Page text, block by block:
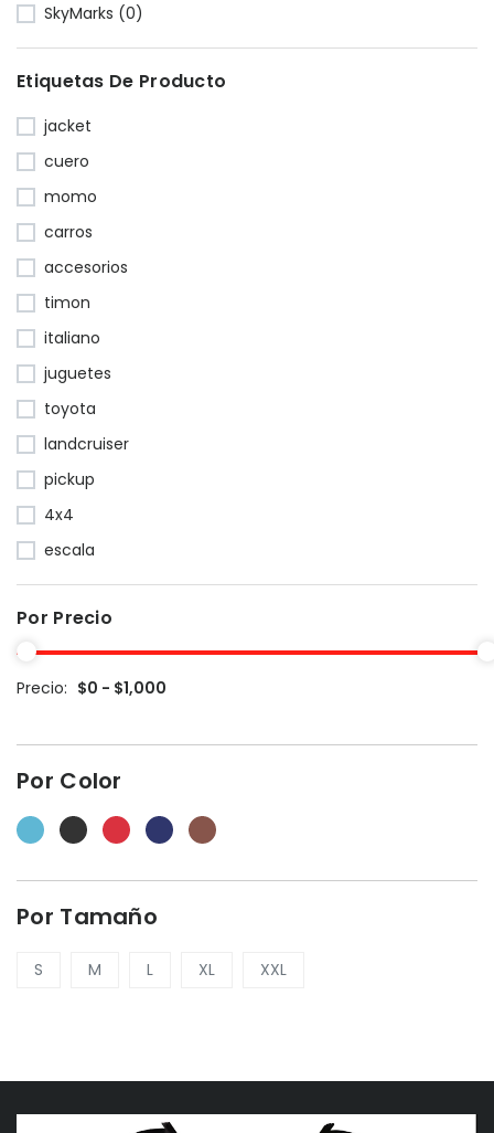
SkyMarks (0)
Etiquetas De Producto
jacket
cuero
momo
carros
accesorios
timon
italiano
juguetes
toyota
landcruiser
pickup
4x4
escala
Por Precio
Precio: $0 - $1,000
Por Color
Por Tamaño
S M L XL XXL